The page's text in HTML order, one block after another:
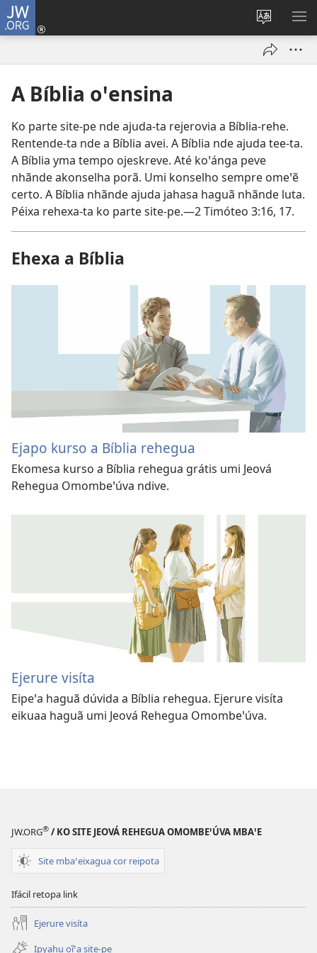
JW.ORG
Change
site
language
Log
(opens
new
A Bíblia oꞌensina
Ko parte site-pe nde ajuda-ta rejerovia a Bíblia-rehe.
Rentende-ta nde a Bíblia avei. A Bíblia nde ajuda tee-ta.
A Bíblia yma tempo ojeskreve. Até koꞌánga peve
nhãnde akonselha porã. Umi konselho sempre omeꞌẽ
certo. A Bíblia nhãnde ajuda jahasa haguã nhãnde luta.
Péixa rehexa-ta ko parte site-pe.—2 Timóteo 3:16, 17.
Ehexa a Bíblia
Ejapo kurso a Bíblia rehegua
Ekomesa kurso a Bíblia rehegua grátis umi Jeová
Rehegua Omombeꞌúva ndive.
Ejerure visíta
Eipeꞌa haguã dúvida a Bíblia rehegua. Ejerure visíta
eikuaa haguã umi Jeová Rehegua Omombeꞌúva.
JW.ORG® / KO SITE JEOVÁ REHEGUA OMOMBEꞌÚVA MBAꞌE
Site mbaꞌeixagua cor reipota
Ifácil retopa link
Ejerure visíta
Ipyahu oĩꞌa site-pe